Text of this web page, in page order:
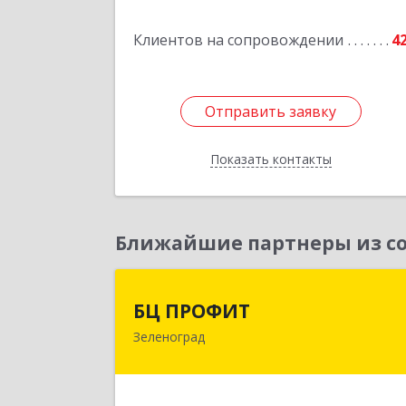
Клиентов на сопровождении
Отправить заявку
Показать контакты
Отправить заявку
Назад
Ближайшие партнеры из
БЦ ПРОФИТ
Зеленоград124482, Москва г, Зеленоград г,